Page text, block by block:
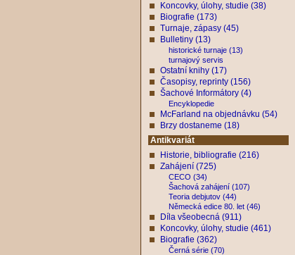
Koncovky, úlohy, studie (38)
Biografie (173)
Turnaje, zápasy (45)
Bulletiny (13)
historické turnaje (13)
turnajový servis
Ostatní knihy (17)
Časopisy, reprinty (156)
Šachové Informátory (4)
Encyklopedie
McFarland na objednávku (54)
Brzy dostaneme (18)
Antikvariát
Historie, bibliografie (216)
Zahájení (725)
CECO (34)
Šachová zahájení (107)
Teoria debjutov (44)
Německá edice 80. let (46)
Díla všeobecná (911)
Koncovky, úlohy, studie (461)
Biografie (362)
Černá série (70)